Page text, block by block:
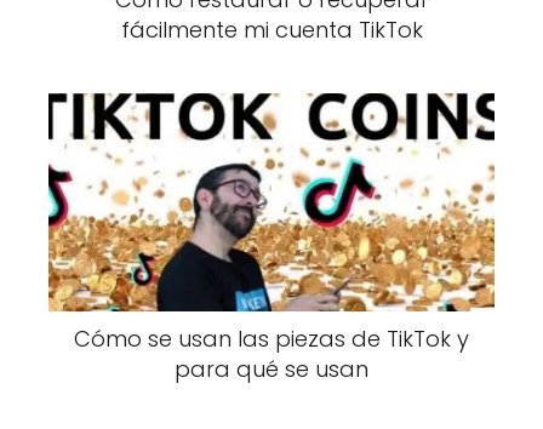
fácilmente mi cuenta TikTok
Cómo se usan las piezas de TikTok y
para qué se usan